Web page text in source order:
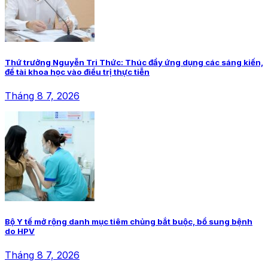
Thứ trưởng Nguyễn Tri Thức: Thúc đẩy ứng dụng các sáng kiến,
đề tài khoa học vào điều trị thực tiễn
Tháng 8 7, 2026
Bộ Y tế mở rộng danh mục tiêm chủng bắt buộc, bổ sung bệnh
do HPV
Tháng 8 7, 2026